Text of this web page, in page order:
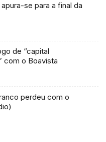
se para a final da
de “capital
com o Boavista
perdeu com o